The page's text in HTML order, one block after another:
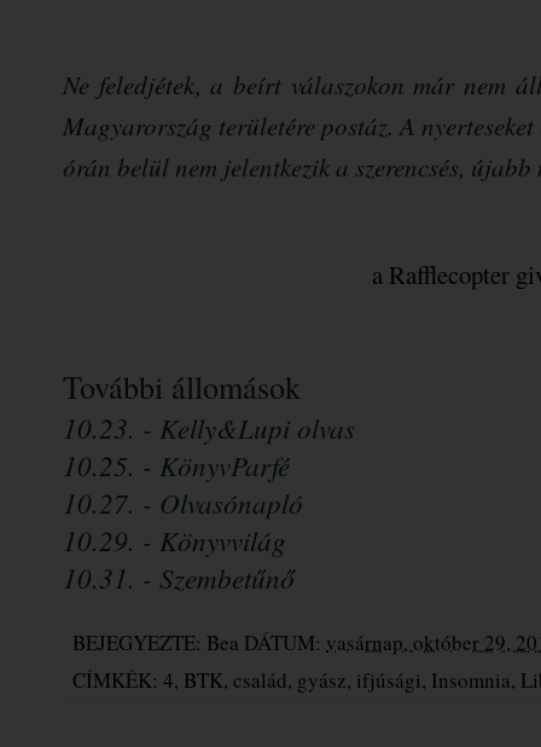
Ne feledjétek, a beírt válaszokon már nem
Magyarország területére postáz. A
órán belül nem jelentkezik a szerencsés,
a Rafflecopter
További állomások
10.23. - Kelly&Lupi olvas
10.25. - KönyvParfé
10.27. - Olvasónapló
10.29. - Könyvvilág
10.31. - Szembetűnő
BEJEGYEZTE: Bea DÁTUM: vasárnap, október 29,
CÍMKÉK: 4, BTK, család, gyász, ifjúsági, Insomnia,